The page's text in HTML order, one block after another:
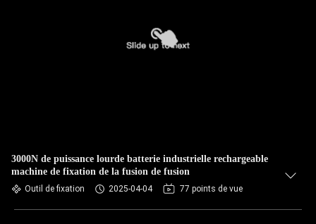
3000N de puissance lourde batterie industrielle rechargeable
machine de fixation de la fusion de fusion
Outil de fixation 2025-04-04 77 points de vue